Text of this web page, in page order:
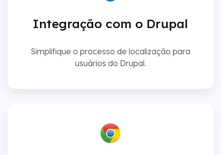
Integração com o Drupal
Simplifique o processo de localização para
usuários do Drupal.